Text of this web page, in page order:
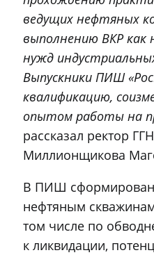
ведущих нефтяных
выполнению ВКР как
нужд
Выпускники ПИШ
квалификацию,
опытом работы на
рассказал ректор
Миллионщикова
В ПИШ
нефтяным
том числе по
к ликвидации,